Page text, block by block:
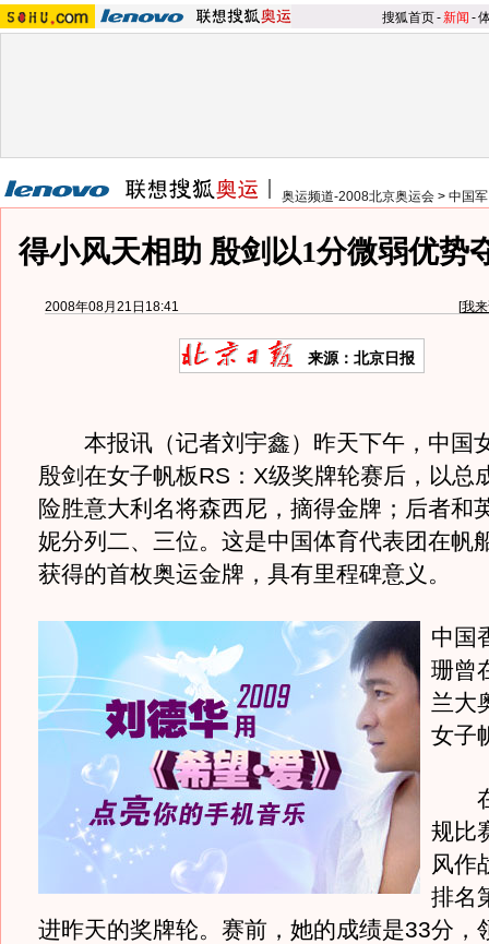
搜狐首页-新闻 -
奥运频道-2008北京奥运会 > 中国
得小风天相助 殷剑以1分微弱优势
2008年08月21日18:41 [我
来源：北京日报
本报讯（记者刘宇鑫）昨天下午，中国
殷剑在女子帆板RS：X级奖牌轮赛后，以总
险胜意大利名将森西尼，摘得金牌；后者和
妮分列二、三位。这是中国体育代表团在帆
获得的首枚奥运金牌，具有里程碑意义。
中国
珊曾
兰大
女子
在
规比
风作
排名
进昨天的奖牌轮。赛前，她的成绩是33分，